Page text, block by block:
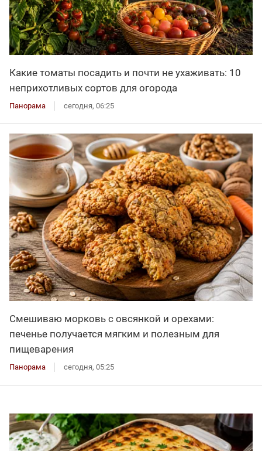
Какие томаты посадить и почти не ухаживать: 10
неприхотливых сортов для огорода
Панорама сегодня, 06:25
Смешиваю морковь с овсянкой и орехами:
печенье получается мягким и полезным для
пищеварения
Панорама сегодня, 05:25